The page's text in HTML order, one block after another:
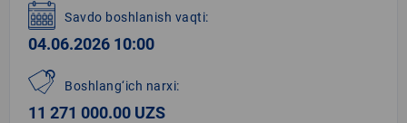
Savdo boshlanish vaqti:
04.06.2026 10:00
Boshlang‘ich narxi:
11 271 000.00 UZS